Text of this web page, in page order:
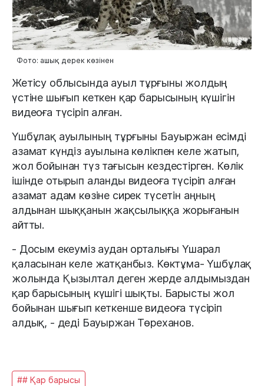
Фото: ашық дерек көзінен
Жетісу облысында ауыл тұрғыны жолдың
үстіне шығып кеткен қар барысының күшігін
видеоға түсіріп алған.
Үшбұлақ ауылының тұрғыны Бауыржан есімді
азамат күндіз ауылына көлікпен келе жатып,
жол бойынан түз тағысын кездестірген. Көлік
ішінде отырып аланды видеоға түсіріп алған
азамат адам көзіне сирек түсетін аңның
алдынан шыққанын жақсылыққа жорығанын
айтты.
- Досым екеуміз аудан орталығы Үшарал
қаласынан келе жатқанбыз. Көктұма- Үшбұлақ
жолында Қызылтал деген жерде алдымыздан
қар барысының күшігі шықты. Барысты жол
бойынан шығып кеткенше видеоға түсіріп
алдық, - деді Бауыржан Төреханов.
## Қар барысы